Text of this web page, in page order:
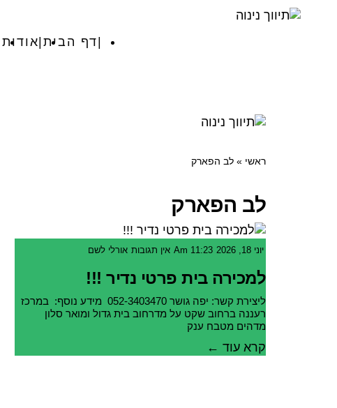
דף הבית אודות
ראשי » לב הפארק
לב הפארק
יוני 18, 2026 11:23 Am אין תגובות אורלי לשם
למכירה בית פרטי נדיר !!!
ליצירת קשר: יפה גושר 052-3403470 מידע נוסף: במרכז
רעננה ברחוב שקט על מדרחוב בית גדול ומואר סלון
מדהים מטבח ענק
קרא עוד ←